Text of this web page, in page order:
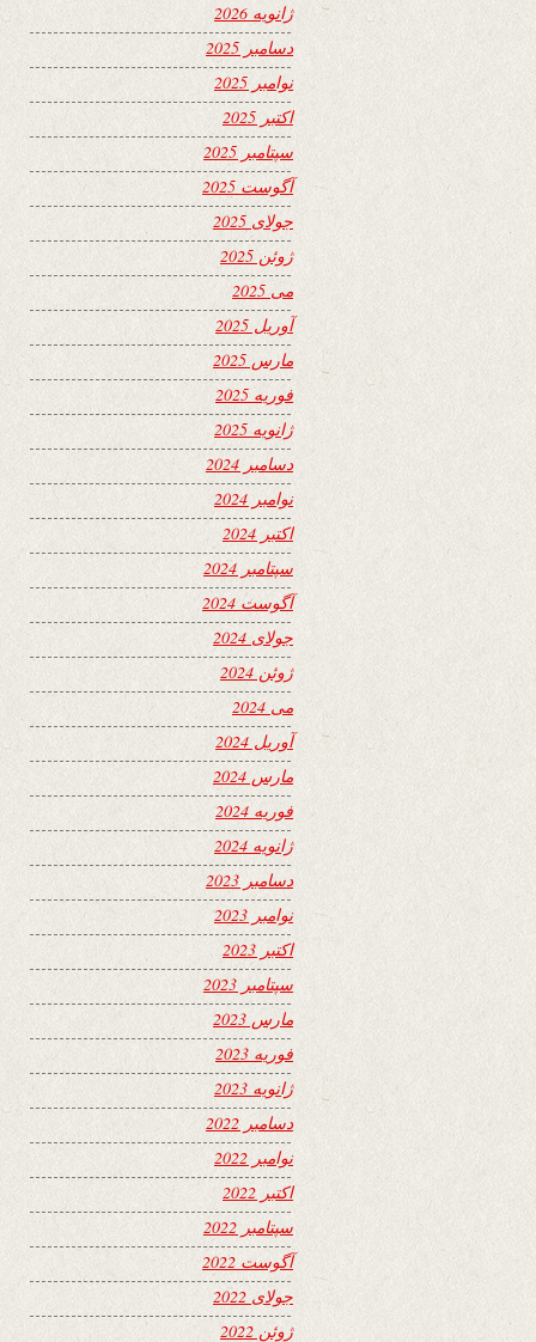
ژانویه 2026
دسامبر 2025
نوامبر 2025
اکتبر 2025
سپتامبر 2025
آگوست 2025
جولای 2025
ژوئن 2025
می 2025
آوریل 2025
مارس 2025
فوریه 2025
ژانویه 2025
دسامبر 2024
نوامبر 2024
اکتبر 2024
سپتامبر 2024
آگوست 2024
جولای 2024
ژوئن 2024
می 2024
آوریل 2024
مارس 2024
فوریه 2024
ژانویه 2024
دسامبر 2023
نوامبر 2023
اکتبر 2023
سپتامبر 2023
مارس 2023
فوریه 2023
ژانویه 2023
دسامبر 2022
نوامبر 2022
اکتبر 2022
سپتامبر 2022
آگوست 2022
جولای 2022
ژوئن 2022